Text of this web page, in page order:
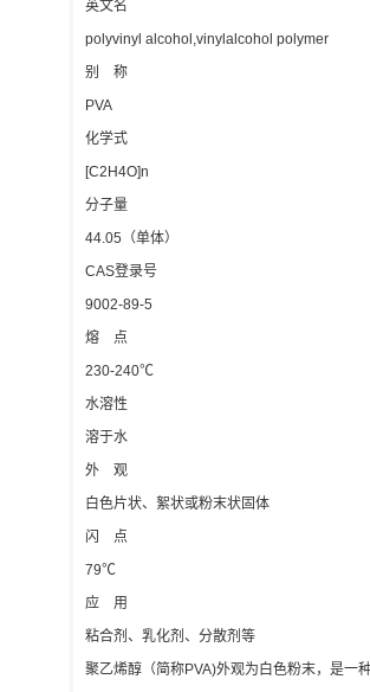
英文名
polyvinyl alcohol,vinylalcohol polymer
别 称
PVA
化学式
[C2H4O]n
分子量
44.05（单体）
CAS登录号
9002-89-5
熔 点
230-240℃
水溶性
溶于水
外 观
白色片状、絮状或粉末状固体
闪 点
79℃
应 用
粘合剂、乳化剂、分散剂等
聚乙烯醇（简称PVA)外观为白色粉末，是一